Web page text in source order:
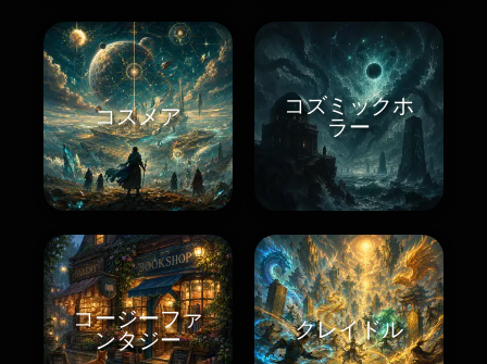
コスメア
コズミックホ
ラー
コージーファ
ンタジー
クレイドル